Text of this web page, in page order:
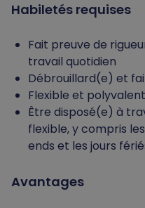
Habiletés requises
Fait preuve de
travail quotidien
Débrouillard(e) et
Flexible et
Être disposé(e) à
flexible, y compris
ends et les jours
Avantages